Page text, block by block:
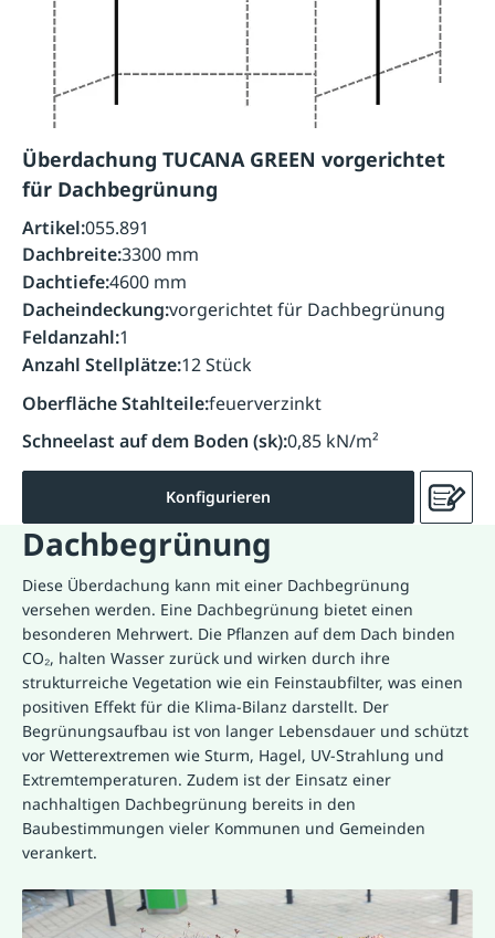
Überdachung TUCANA GREEN vorgerichtet
für Dachbegrünung
Artikel:055.891
Dachbreite:3300 mm
Dachtiefe:4600 mm
Dacheindeckung:vorgerichtet für Dachbegrünung
Feldanzahl:1
Anzahl Stellplätze:12 Stück
Oberfläche Stahlteile:feuerverzinkt
Schneelast auf dem Boden (sk):0,85 kN/m²
Konfigurieren
Dachbegrünung
Diese Überdachung kann mit einer Dachbegrünung
versehen werden. Eine Dachbegrünung bietet einen
besonderen Mehrwert. Die Pflanzen auf dem Dach binden
CO₂, halten Wasser zurück und wirken durch ihre
strukturreiche Vegetation wie ein Feinstaubfilter, was einen
positiven Effekt für die Klima-Bilanz darstellt. Der
Begrünungsaufbau ist von langer Lebensdauer und schützt
vor Wetterextremen wie Sturm, Hagel, UV-Strahlung und
Extremtemperaturen. Zudem ist der Einsatz einer
nachhaltigen Dachbegrünung bereits in den
Baubestimmungen vieler Kommunen und Gemeinden
verankert.